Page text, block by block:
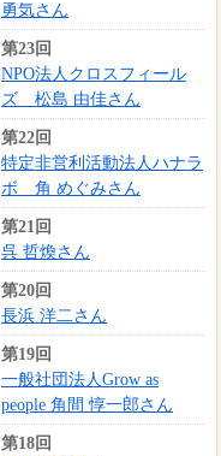
勇気さん
第23回
NPO法人クロスフィール
ズ 松島 由佳さん
第22回
特定非営利活動法人ハナラ
ボ 角 めぐみさん
第21回
呉 哲煥さん
第20回
長浜 洋二さん
第19回
一般社団法人Grow as
people 角間 惇一郎さん
第18回